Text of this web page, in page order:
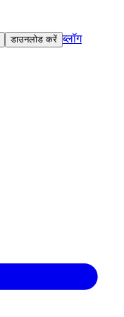
डाउनलोड करें ब्लॉग